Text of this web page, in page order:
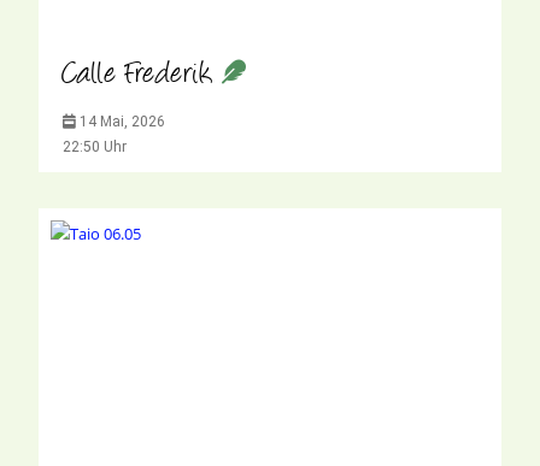
Calle Frederik
14 Mai, 2026
22:50 Uhr